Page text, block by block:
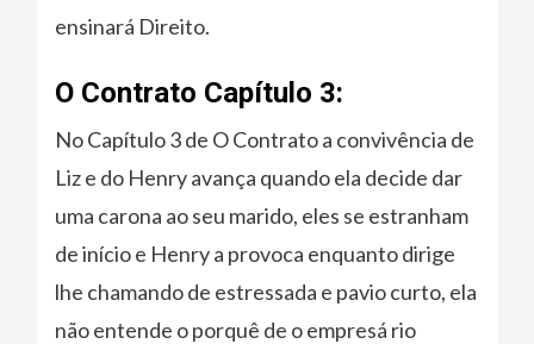
ensinará Direito.
O Contrato Capítulo 3:
No Capítulo 3 de O Contrato a convivência de
Liz e do Henry avança quando ela decide dar
uma carona ao seu marido, eles se estranham
de início e Henry a provoca enquanto dirige
lhe chamando de estressada e pavio curto, ela
não entende o porquê de o empresá rio